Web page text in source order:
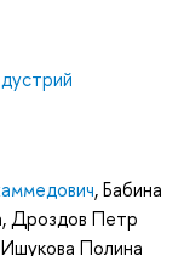
,Бабина
,Дроздов Петр
Ишукова Полина